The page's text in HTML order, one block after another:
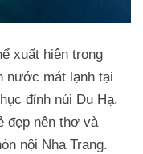
xuất hiện trong
nước mát lạnh tại
đỉnh núi Du Hạ.
đẹp nên thơ và
nội Nha Trang.